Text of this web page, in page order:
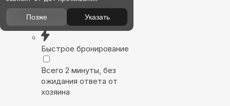
Выбирайте лучшее
Быстрое бронирование
Всего 2 минуты, без
ожидания ответа от
хозяина
Позже Указать